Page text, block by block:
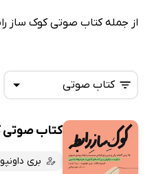
از جمله کتاب صوتی کوک ساز
کتاب صوتی
همه کتاب‌ها
کتاب‌های صوتی
کتاب صوتی
بری